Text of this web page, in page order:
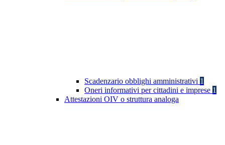
Scadenzario obblighi amministrativi 1
Oneri informativi per cittadini e imprese 1
Attestazioni OIV o struttura analoga